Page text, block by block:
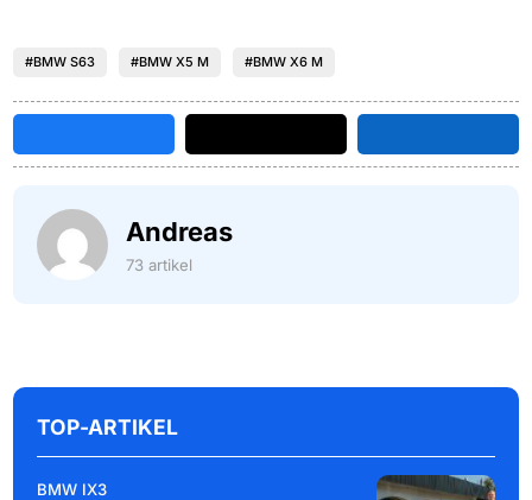
#BMW S63 #BMW X5 M #BMW X6 M
Andreas
73 artikel
TOP-ARTIKEL
BMW IX3